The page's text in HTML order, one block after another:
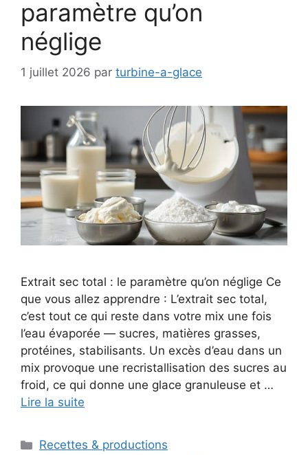
paramètre qu’on
néglige
1 juillet 2026 par turbine-a-glace
Extrait sec total : le paramètre qu’on néglige Ce
que vous allez apprendre : L’extrait sec total,
c’est tout ce qui reste dans votre mix une fois
l’eau évaporée — sucres, matières grasses,
protéines, stabilisants. Un excès d’eau dans un
mix provoque une recristallisation des sucres au
froid, ce qui donne une glace granuleuse et …
Lire la suite
Catégories
Recettes & productions